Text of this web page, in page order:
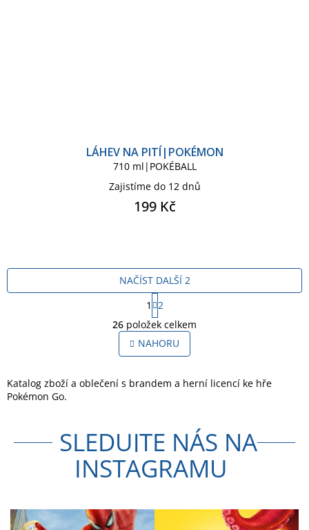
LÁHEV NA PITÍ|POKÉMON
710 ml|POKÉBALL
Zajistíme do 12 dnů
199 Kč
O
v
l
á
a
r
v
k
y
p
NAČÍST DALŠÍ 2
S
t
r
á
n
k
v
á
1
2
26 položek celkem
NAHORU
Katalog zboží a oblečení s brandem a herní licencí ke hře
Pokémon Go.
SLEDUJTE NÁS NA
INSTAGRAMU